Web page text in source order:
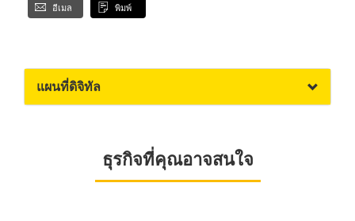
อีเมล พิมพ์
แผนที่ดิจิทัล
ธุรกิจที่คุณอาจสนใจ